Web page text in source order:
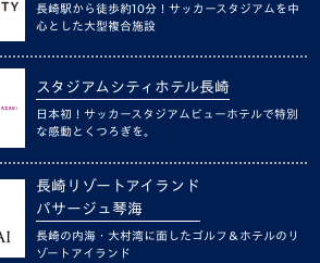
長崎駅から徒歩約10分！サッカースタジアムを中
心とした大型複合施設
スタジアムシティホテル長崎
日本初！サッカースタジアムビューホテルで特別
な感動とくつろぎを。
長崎リゾートアイランド
パサージュ琴海
長崎の内海・大村湾に面したゴルフ＆ホテルのリ
ゾートアイランド